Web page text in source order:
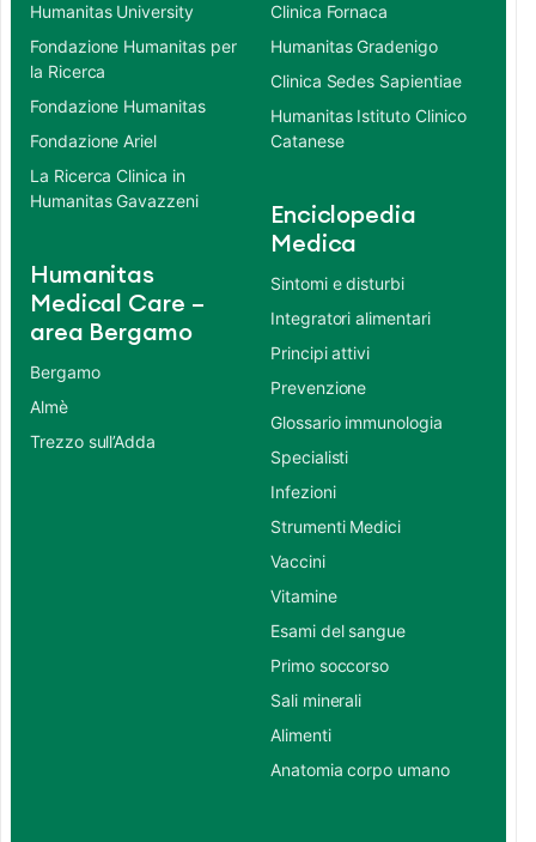
Humanitas University
Fondazione Humanitas per
la Ricerca
Fondazione Humanitas
Fondazione Ariel
La Ricerca Clinica in
Humanitas Gavazzeni
Humanitas
Medical Care –
area Bergamo
Bergamo
Almè
Trezzo sull’Adda
Clinica Fornaca
Humanitas Gradenigo
Clinica Sedes Sapientiae
Humanitas Istituto Clinico
Catanese
Enciclopedia
Medica
Sintomi e disturbi
Integratori alimentari
Principi attivi
Prevenzione
Glossario immunologia
Specialisti
Infezioni
Strumenti Medici
Vaccini
Vitamine
Esami del sangue
Primo soccorso
Sali minerali
Alimenti
Anatomia corpo umano